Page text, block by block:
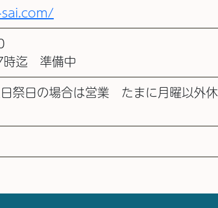
迄 準備中
祭日の場合は営業 たまに月曜以外休